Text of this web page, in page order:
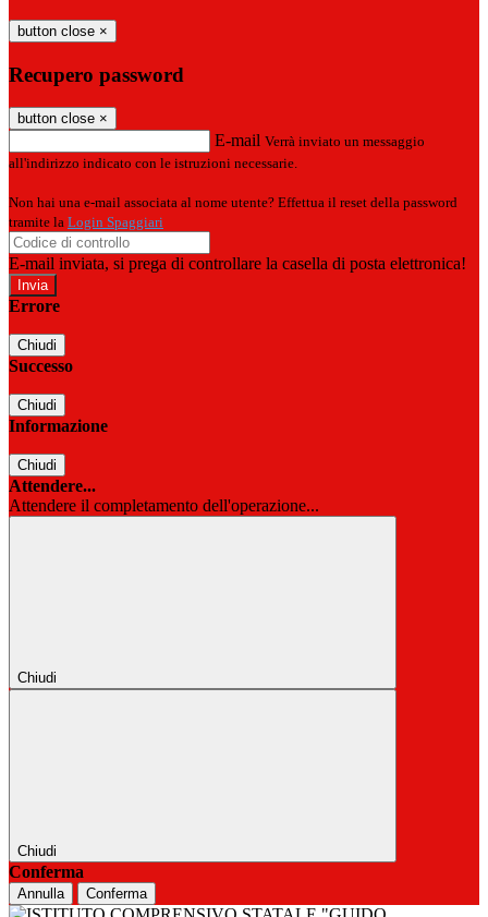
button close ×
Recupero password
button close ×
E-mail Verrà inviato un messaggio
all'indirizzo indicato con le istruzioni necessarie.
Non hai una e-mail associata al nome utente? Effettua il reset della password
tramite la Login Spaggiari
E-mail inviata, si prega di controllare la casella di posta elettronica!
Errore
Chiudi
Successo
Chiudi
Informazione
Chiudi
Attendere...
Attendere il completamento dell'operazione...
Chiudi
Chiudi
Conferma
Annulla Conferma